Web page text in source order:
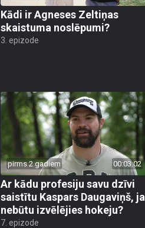
Kādi ir Agneses Zeltiņas
skaistuma noslēpumi?
3. epizode
pirms 2 gadiem 00:03:02
Ar kādu profesiju savu dzīvi
saistītu Kaspars Daugaviņš, ja
nebūtu izvēlējies hokeju?
7. epizode